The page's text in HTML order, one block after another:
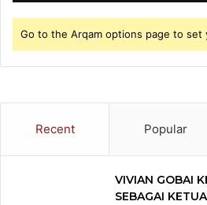
Go to the Arqam options page to set
Recent Popular
VIVIAN GOBAI
SEBAGAI